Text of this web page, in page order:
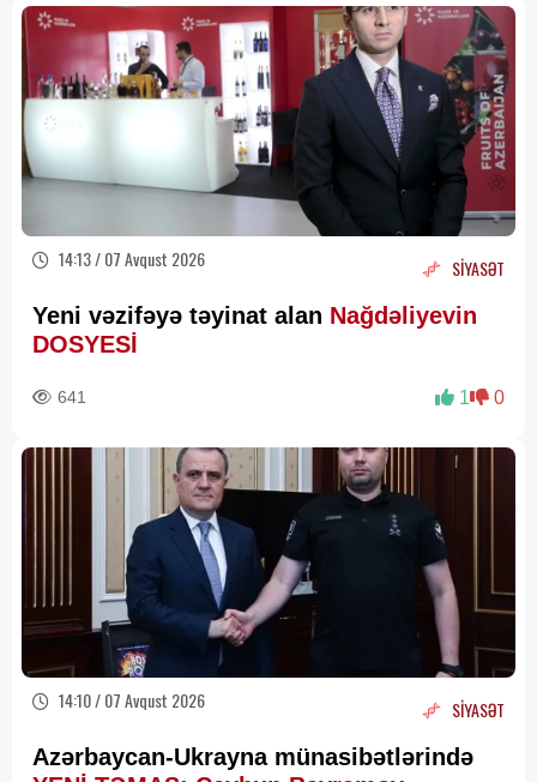
14:13 / 07 Avqust 2026 SİYASƏT
Yeni vəzifəyə təyinat alan Nağdəliyevin
DOSYESİ
641 1 0
14:10 / 07 Avqust 2026 SİYASƏT
Azərbaycan-Ukrayna münasibətlərində